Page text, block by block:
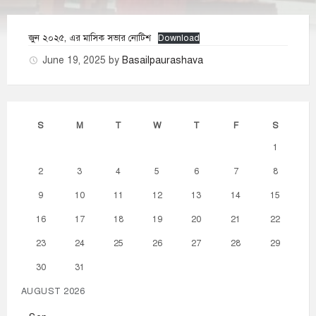
জুন ২০২৫, এর মাসিক সভার নোটিশ Download
June 19, 2025 by Basailpaurashava
AUGUST 2026
S M T W T F S
1
2 3 4 5 6 7 8
9 10 11 12 13 14 15
16 17 18 19 20 21 22
23 24 25 26 27 28 29
30 31